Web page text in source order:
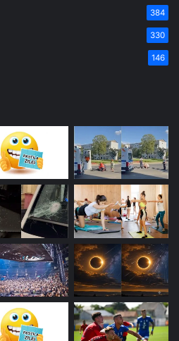
384
330
146